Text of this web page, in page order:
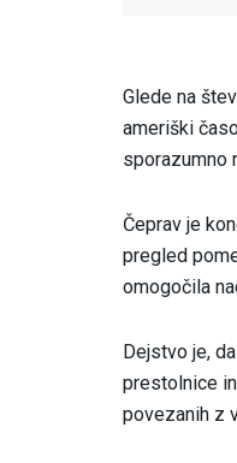
Glede na
ameriški
sporazumno
Čeprav je
pregled
omogočila
Dejstvo je,
prestolnice
povezanih z